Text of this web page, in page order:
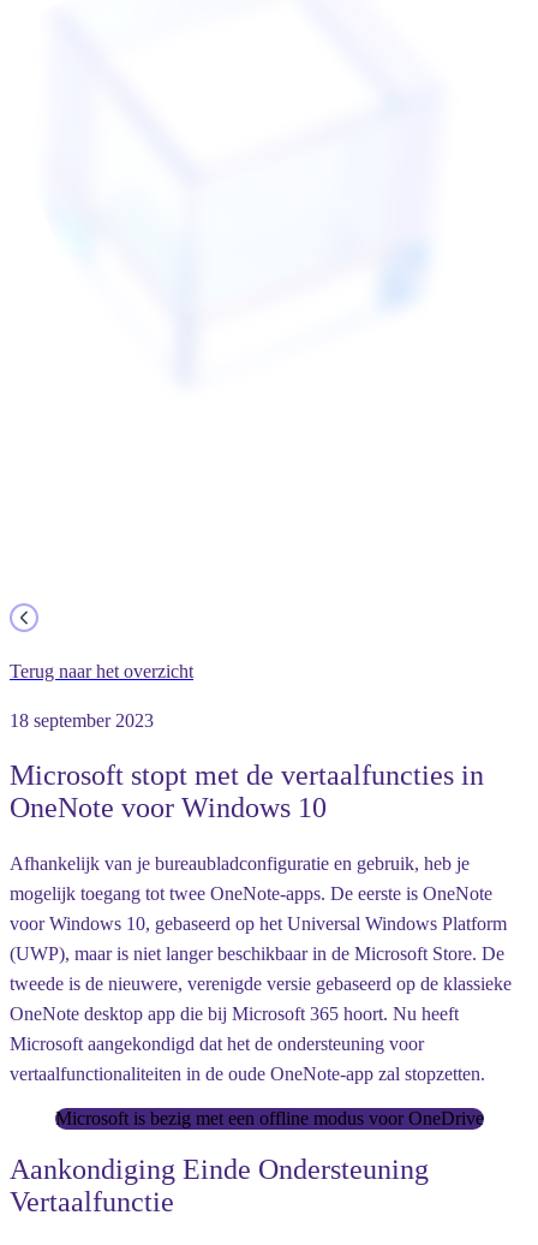
Terug naar het overzicht
18 september 2023
Microsoft stopt met de vertaalfuncties in
OneNote voor Windows 10
Afhankelijk van je bureaubladconfiguratie en gebruik, heb je
mogelijk toegang tot twee OneNote-apps. De eerste is OneNote
voor Windows 10, gebaseerd op het Universal Windows Platform
(UWP), maar is niet langer beschikbaar in de Microsoft Store. De
tweede is de nieuwere, verenigde versie gebaseerd op de klassieke
OneNote desktop app die bij Microsoft 365 hoort. Nu heeft
Microsoft aangekondigd dat het de ondersteuning voor
vertaalfunctionaliteiten in de oude OneNote-app zal stopzetten.
Microsoft is bezig met een offline modus voor OneDrive
Aankondiging Einde Ondersteuning
Vertaalfunctie